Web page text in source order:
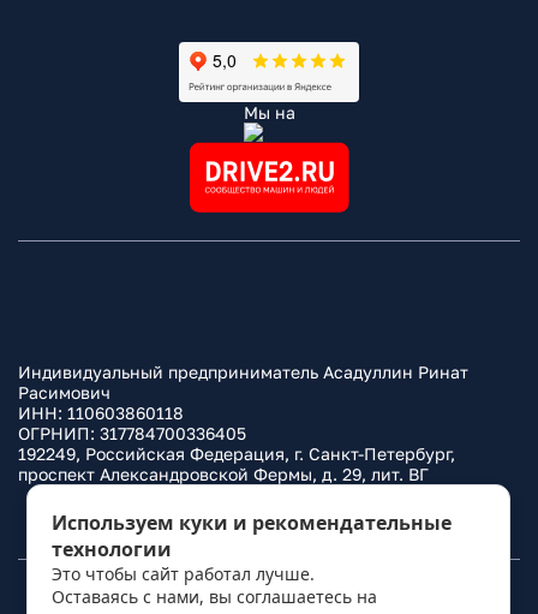
Мы на
Индивидуальный предприниматель Асадуллин Ринат
Расимович
ИНН: 110603860118
ОГРНИП: 317784700336405
192249, Российская Федерация, г. Санкт-Петербург,
проспект Александровской Фермы, д. 29, лит. ВГ
Политика конфиденциальности
© 2010– 2026Фаркоп.ру
Используем куки и рекомендательные
технологии
Это чтобы сайт работал лучше.
Оставаясь с нами, вы соглашаетесь на